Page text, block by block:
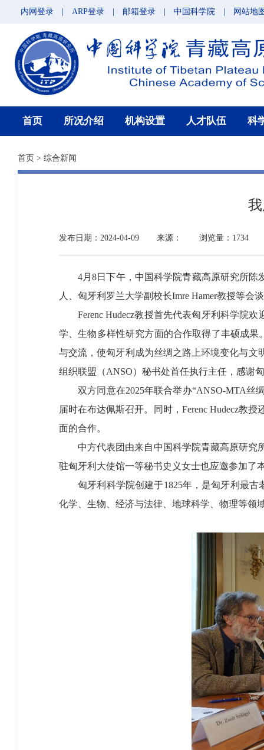
内网登录 ARP登录 邮箱登录 中国科学院 网站地
首页 所况介绍 机构设置 人才队伍 科
首页 > 综合新闻
发布日期：2024-04-09 来源： 浏览量：1734
4月8日下午，中国科学院青藏高原研究所陈发
人、匈牙利罗兰大学副校长Imre Hamer教授等会
Ferenc Hudecz教授首先代表匈牙利科学院欢
学、生物多样性研究方面的合作取得了丰硕成
与交流，使匈牙利成为丝绸之路上环境变化与文
组织联盟（ANSO）秘书处首任执行主任，感谢
双方同意在2025年联合举办“ANSO-MTA丝绸
届时在布达佩斯召开。同时，Ferenc Hudecz教
面的合作。
中方代表团由来自中国科学院青藏高原研究所
驻匈牙利大使馆一等秘书史义女士也应邀参加了
匈牙利科学院创建于1825年，是匈牙利最古
化学、生物、经济与法律、地球科学、物理等领